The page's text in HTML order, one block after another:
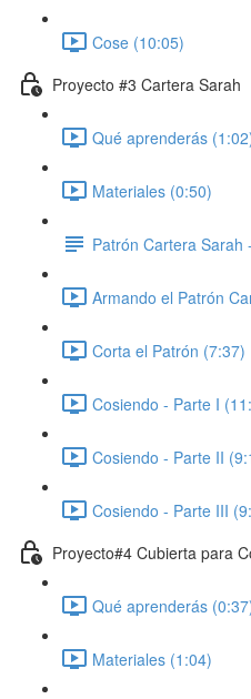
Cose (10:05)
Proyecto #3 Cartera Sarah
Qué aprenderás
Materiales (0:50)
Patrón Cartera Sarah
Armando el Patrón
Corta el Patrón (7:37)
Cosiendo - Parte I
Cosiendo - Parte II
Cosiendo - Parte III
Proyecto#4 Cubierta para
Qué aprenderás
Materiales (1:04)